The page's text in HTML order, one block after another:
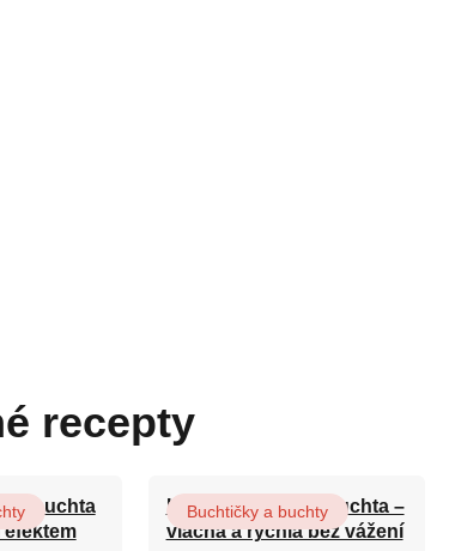
recepty
buchta
Hrnková maková buchta –
vláčná a rychlá bez vážení
Buchtičky a buchty